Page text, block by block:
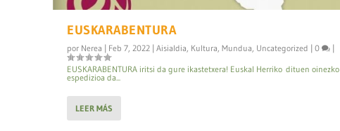
EUSKARABENTURA
por Nerea | Feb 7, 2022 | Aisialdia, Kultura, Mundua, Uncategorized | 0
|
EUSKARABENTURA iritsi da gure ikastetxera! Euskal Herriko dituen oinezko
espedizioa da...
LEER MÁS